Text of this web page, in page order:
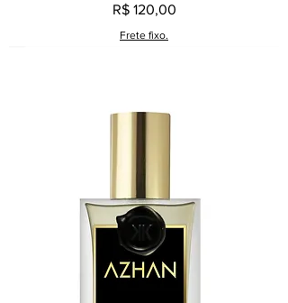
Preço
R$ 120,00
Frete fixo.